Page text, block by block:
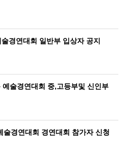
경연대회 일반부 입상자 공지
술경연대회 중,고등부및 신인부
경연대회 경연대회 참가자 신청